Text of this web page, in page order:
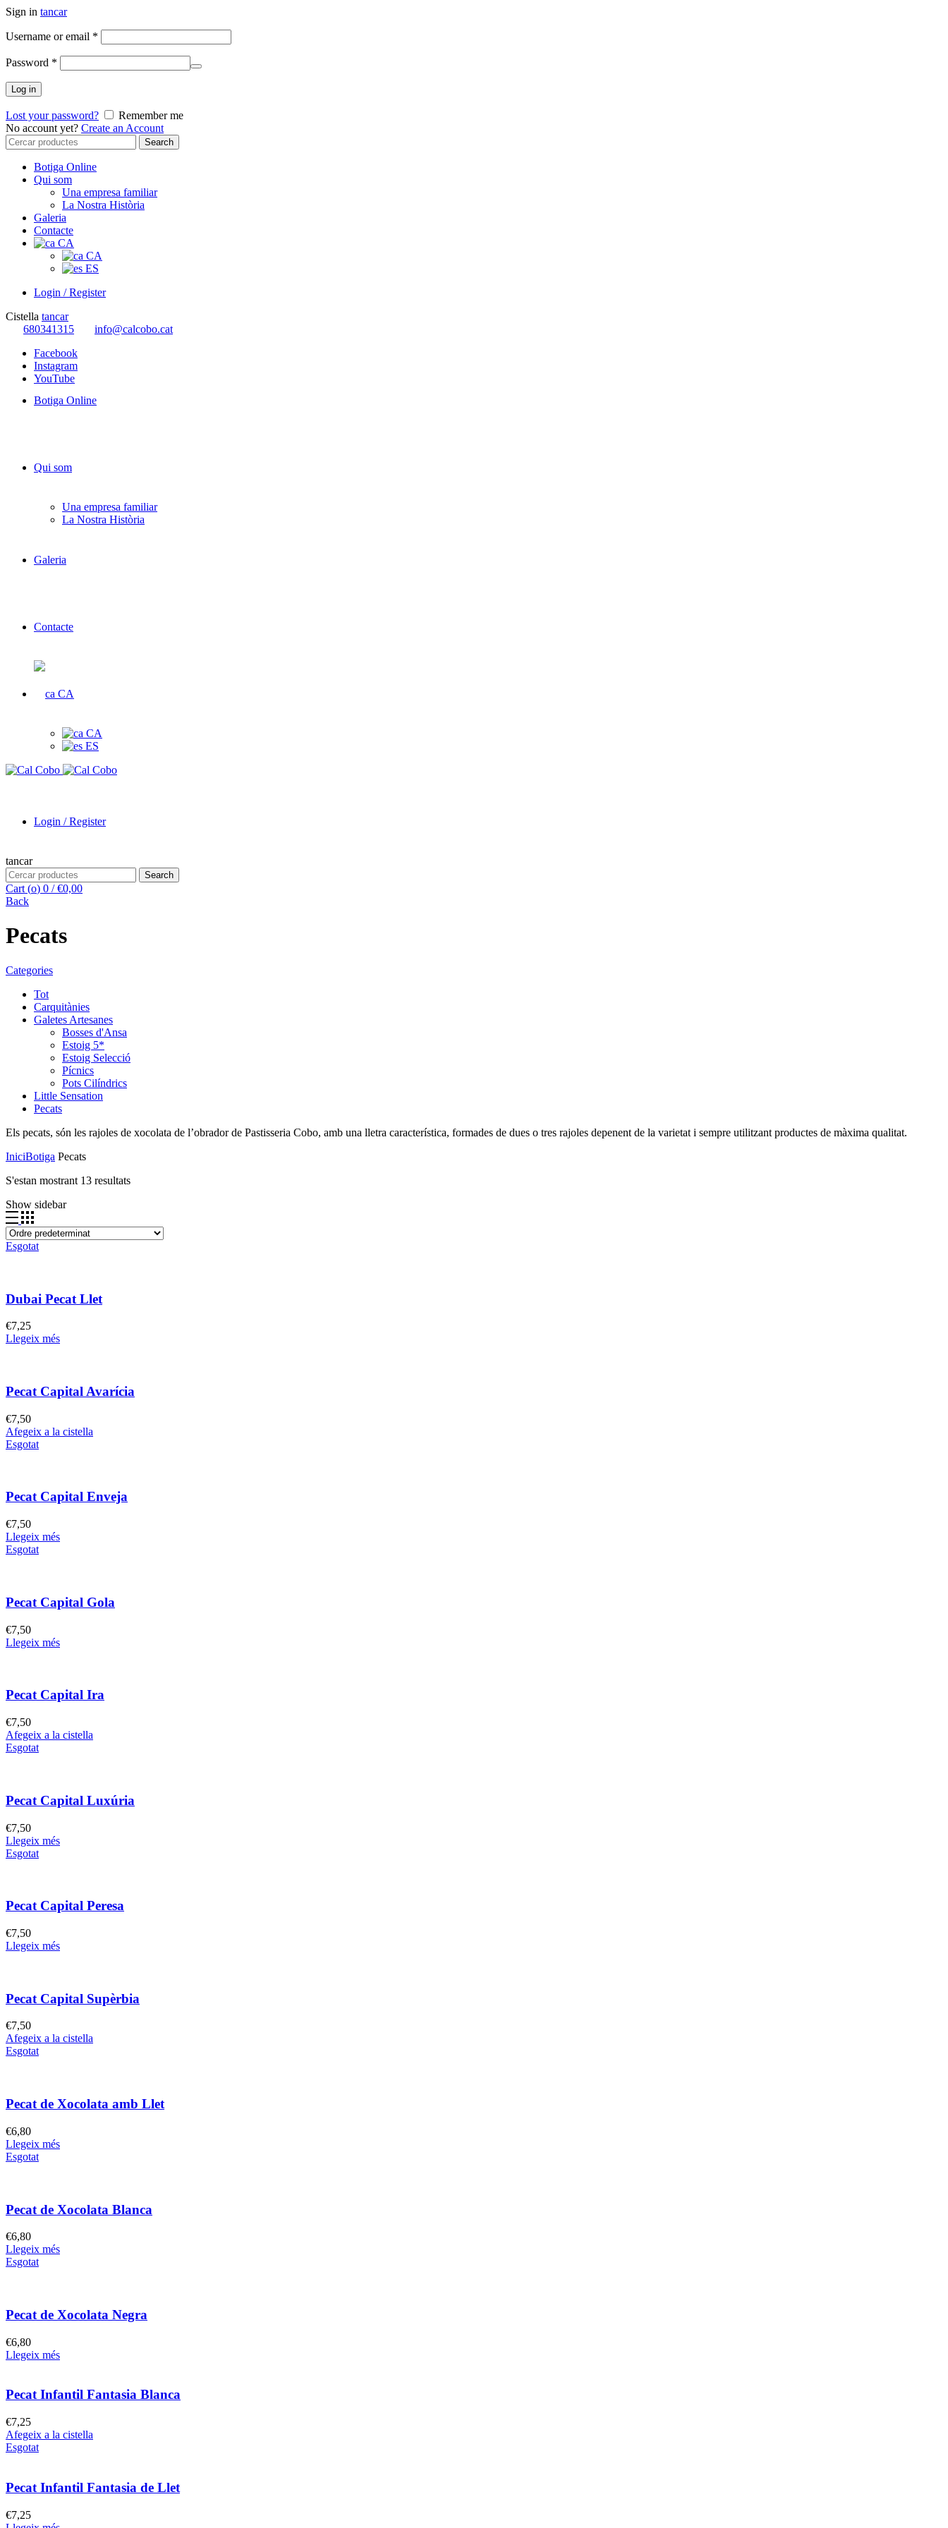
Sign in tancar
Username or email *
Password *
Log in
Lost your password?
Remember me
No account yet? Create an Account
Search
for:
Search
Botiga Online
Qui som
Una empresa familiar
La Nostra Història
Galeria
Contacte
CA
CA
ES
Login / Register
Cistella tancar
680341315
info@calcobo.cat
Facebook
Instagram
YouTube
Botiga Online
Qui som
Una empresa familiar
La Nostra Història
Galeria
Contacte
CA
CA
ES
Login / Register
tancar
Search
for:
Search
Cart (o) 0 / €0,00
Back
Pecats
Categories
Tot
Carquitànies
Galetes Artesanes
Bosses d'Ansa
Estoig 5*
Estoig Selecció
Pícnics
Pots Cilíndrics
Little Sensation
Pecats
Els pecats, són les rajoles de xocolata de l’obrador de Pastisseria Cobo, amb una lletra característica, formades de dues o tres rajoles depenent de la varietat i sempre utilitzant productes de màxima qualitat.
IniciBotiga Pecats
S'estan mostrant 13 resultats
Show sidebar
Esgotat
Dubai Pecat Llet
€7,25
Llegeix més
Pecat Capital Avarícia
€7,50
Afegeix a la cistella
Esgotat
Pecat Capital Enveja
€7,50
Llegeix més
Esgotat
Pecat Capital Gola
€7,50
Llegeix més
Pecat Capital Ira
€7,50
Afegeix a la cistella
Esgotat
Pecat Capital Luxúria
€7,50
Llegeix més
Esgotat
Pecat Capital Peresa
€7,50
Llegeix més
Pecat Capital Supèrbia
€7,50
Afegeix a la cistella
Esgotat
Pecat de Xocolata amb Llet
€6,80
Llegeix més
Esgotat
Pecat de Xocolata Blanca
€6,80
Llegeix més
Esgotat
Pecat de Xocolata Negra
€6,80
Llegeix més
Pecat Infantil Fantasia Blanca
€7,25
Afegeix a la cistella
Esgotat
Pecat Infantil Fantasia de Llet
€7,25